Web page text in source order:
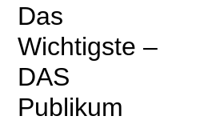
Das
Wichtigste –
DAS
Publikum